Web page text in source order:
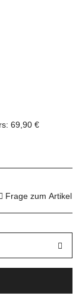
: 69,90 €
Frage zum Artikel